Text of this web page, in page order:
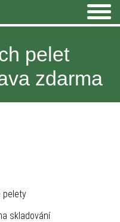
pelet
zdarma
pelety
skladování